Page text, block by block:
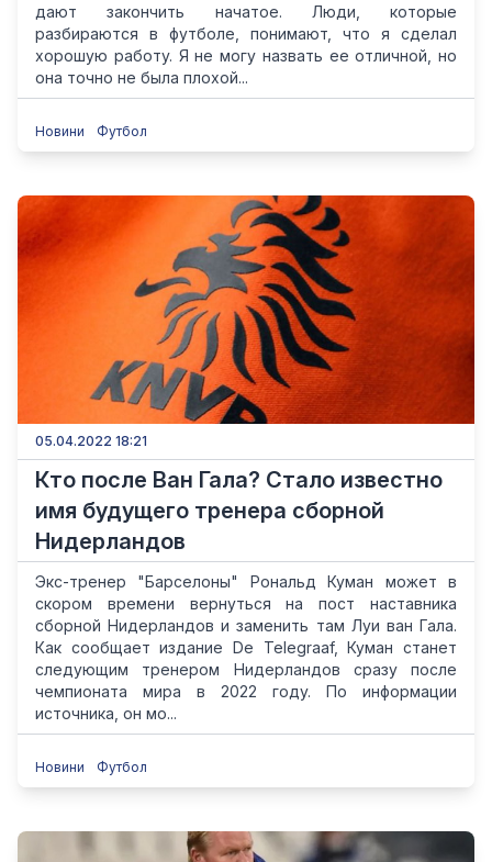
дают закончить начатое. Люди, которые
разбираются в футболе, понимают, что я сделал
хорошую работу. Я не могу назвать ее отличной, но
она точно не была плохой...
Новини Футбол
05.04.2022 18:21
Кто после Ван Гала? Стало известно
имя будущего тренера сборной
Нидерландов
Экс-тренер "Барселоны" Рональд Куман может в
скором времени вернуться на пост наставника
сборной Нидерландов и заменить там Луи ван Гала.
Как сообщает издание De Telegraaf, Куман станет
следующим тренером Нидерландов сразу после
чемпионата мира в 2022 году. По информации
источника, он мо...
Новини Футбол